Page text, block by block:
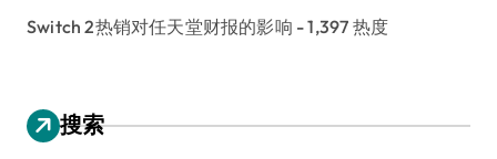
Switch 2热销对任天堂财报的影响 - 1,397 热度
搜索